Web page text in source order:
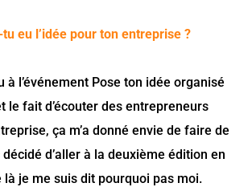
eu l’idée pour ton entreprise ?
à l’événement Pose ton idée organisé
le fait d’écouter des entrepreneurs
ça m’a donné envie de faire de
décidé d’aller à la deuxième édition en
là je me suis dit pourquoi pas moi.